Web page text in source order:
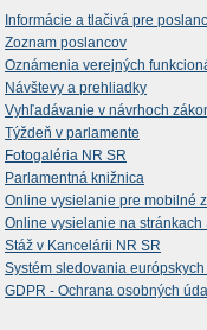
Informácie a tlačivá pre
Zoznam poslancov
Oznámenia verejných
Návštevy a prehliadky
Vyhľadávanie v návrhoch
Týždeň v parlamente
Fotogaléria NR SR
Parlamentná knižnica
Online vysielanie pre mobilné
Online vysielanie na stránkach
Stáž v Kancelárii NR SR
Systém sledovania
GDPR - Ochrana osobných